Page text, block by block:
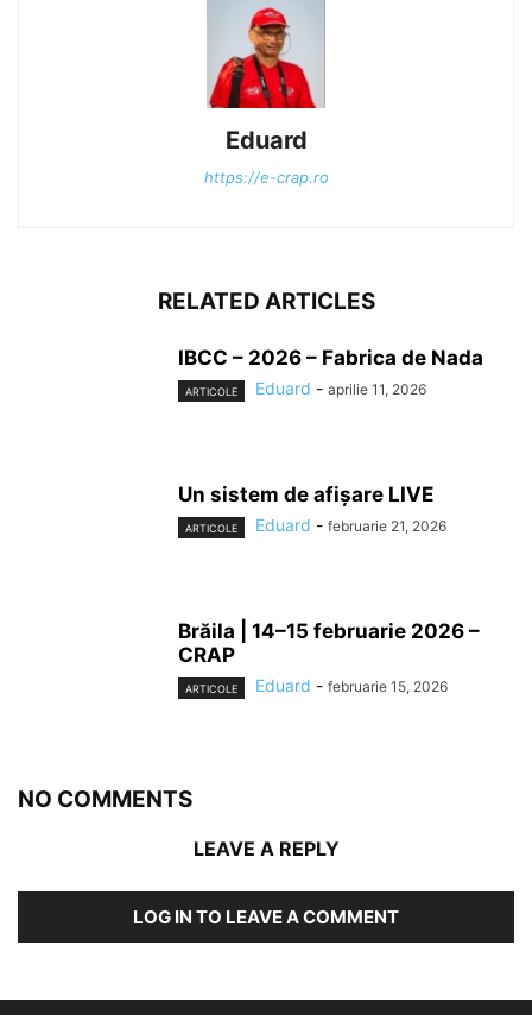
Eduard
https://e-crap.ro
RELATED ARTICLES
IBCC – 2026 – Fabrica de Nada
ARTICOLE Eduard - aprilie 11, 2026
Un sistem de afișare LIVE
ARTICOLE Eduard - februarie 21, 2026
Brăila | 14–15 februarie 2026 –
CRAP
ARTICOLE Eduard - februarie 15, 2026
NO COMMENTS
LEAVE A REPLY
LOG IN TO LEAVE A COMMENT